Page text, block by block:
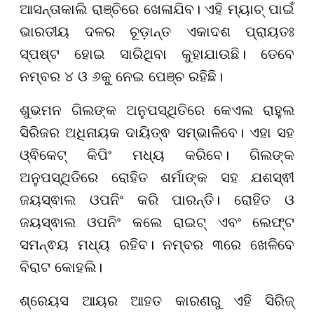
ଆସନ୍ତାକାଲି ରାଞ୍ଚିରେ ଖେଳାଯିବ। ଏହି ମ୍ୟାଚ୍ ପାଇଁ
ଭାରତୀୟ ଦଳର ଚୂଡ଼ାନ୍ତ ଏକାଦଶ ପ୍ରାୟତଃ
ସ୍ପଷ୍ଟ ହୋଇ ସାରିଥିବା କୁହାଯାଉଛି। ତେବେ
ନମ୍ବର ୪ ଓ ୬କୁ ନେଇ ପେଞ୍ଚ ରହିଛି।
ଶୁଭମନ ଗିଲଙ୍କ ଅନୁପସ୍ଥିତିରେ କେଏଲ ରାହୁଲ
ସିରିଜର ଅଧିନାୟକ ଦାୟିତ୍ଵ ସମ୍ଭାଳିବେ। ଏହା ସହ
ଓ୍ଵିକେଟ୍ କିପିଂ ମଧ୍ୟ କରିବେ। ଗିଲଙ୍କ
ଅନୁପସ୍ଥିତିରେ ରୋହିତ ଶର୍ମାଙ୍କ ସହ ଯଶସ୍ଵୀ
ଜୟସ୍ଵାଲ ଓପନିଂ କରି ପାରନ୍ତି। ରୋହିତ ଓ
ଜୟସ୍ଵାଲ ଓପନିଂ କଲେ ରାଇଟ୍ ଏବଂ ଲେଫ୍ଟ
ସମନ୍ଵୟ ମଧ୍ୟ ରହିବ। ନମ୍ବର ୩ରେ ଖେଳିବେ
ବିରାଟ କୋହଲି।
ଶ୍ରେୟସ ଆୟର ଆହତ କାରଣରୁ ଏହି ସିରିଜ୍